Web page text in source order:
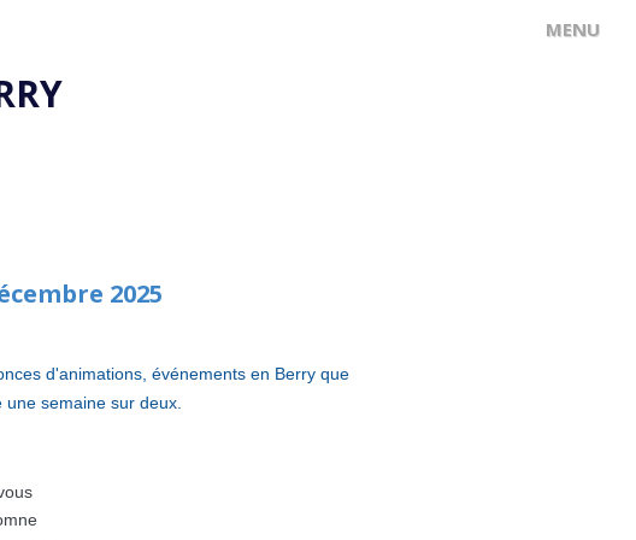
2025
d'animations, événements en Berry que
semaine sur deux.